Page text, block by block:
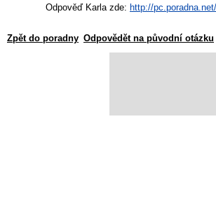
Odpověď Karla zde: http://
Zpět do poradny Odpovědět na původní otázku